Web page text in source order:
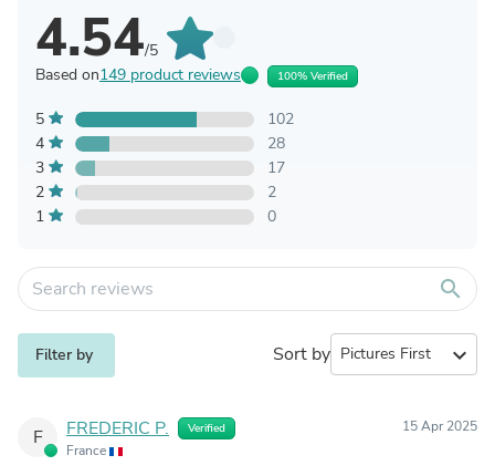
4.54/5
Based on149 product reviews 100% Verified
5
102
4
28
3
17
2
2
1
0
search
Filter by Sort by expand_more
F FREDERIC P. Verified
France
15 Apr 2025